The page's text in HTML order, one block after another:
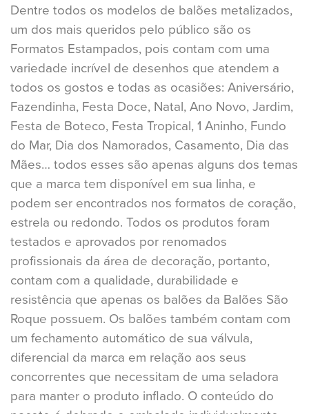
Dentre todos os modelos de balões metalizados,
um dos mais queridos pelo público são os
Formatos Estampados, pois contam com uma
variedade incrível de desenhos que atendem a
todos os gostos e todas as ocasiões: Aniversário,
Fazendinha, Festa Doce, Natal, Ano Novo, Jardim,
Festa de Boteco, Festa Tropical, 1 Aninho, Fundo
do Mar, Dia dos Namorados, Casamento, Dia das
Mães… todos esses são apenas alguns dos temas
que a marca tem disponível em sua linha, e
podem ser encontrados nos formatos de coração,
estrela ou redondo. Todos os produtos foram
testados e aprovados por renomados
profissionais da área de decoração, portanto,
contam com a qualidade, durabilidade e
resistência que apenas os balões da Balões São
Roque possuem. Os balões também contam com
um fechamento automático de sua válvula,
diferencial da marca em relação aos seus
concorrentes que necessitam de uma seladora
para manter o produto inflado. O conteúdo do